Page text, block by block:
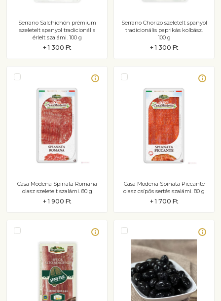
Serrano Salchichón prémium
szeletelt spanyol tradicionális
érlelt szalámi. 100 g
+ 1 300 Ft
Serrano Chorizo szeletelt spanyol
tradicionális paprikás kolbász.
100 g
+ 1 300 Ft
Casa Modena Spinata Romana
olasz szeletelt szalámi. 80 g
+ 1 900 Ft
Casa Modena Spinata Piccante
olasz csípős sertés szalámi. 80 g
+ 1 700 Ft